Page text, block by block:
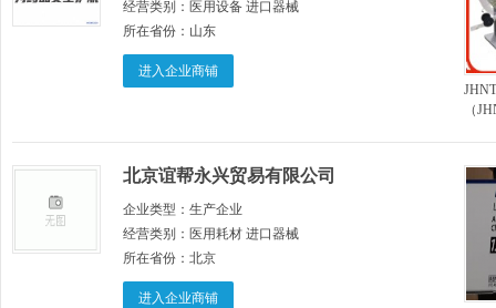
经营类别： 医用设备 进口器械
所在省份： 山东
进入企业商铺
（
北京谊帮永兴贸易有限公司
企业类型： 生产企业
经营类别： 医用耗材 进口器械
所在省份： 北京
进入企业商铺